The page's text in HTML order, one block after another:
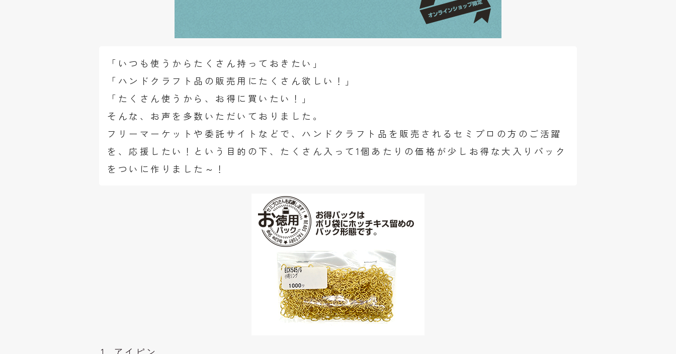
「いつも使うからたくさん持っておきたい」
「ハンドクラフト品の販売用にたくさん欲しい！」
「たくさん使うから、お得に買いたい！」
そんな、お声を多数いただいておりました。
フリーマーケットや委託サイトなどで、ハンドクラフト品を販売されるセミプロの方のご活躍
を、応援したい！という目的の下、たくさん入って1個あたりの価格が少しお得な大入りパック
をついに作りました～！